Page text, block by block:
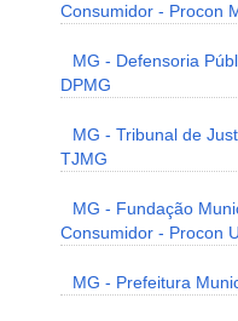
Consumidor - Procon
MG - Defensoria
DPMG
MG - Tribunal de
TJMG
MG - Fundação
Consumidor - Procon
MG - Prefeitura